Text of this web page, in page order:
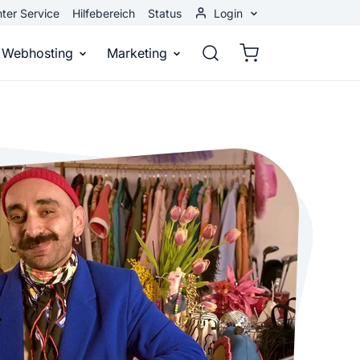
Service Hilfebereich Status Login
Kundenbereich
Webmail
überall
Baukasten
ohne Programmierkenntnisse
erstellen
noch heute online
Webhosting
Rankingcoach
Schnell und einfach an die Spitze bei Google
Premium Services
Individuelle technische Unterstützung
Marketing
Google Anzeigen
Sofort sichtbar bei Google
Banner-Werbung
Deine Anzeigen auf anderen